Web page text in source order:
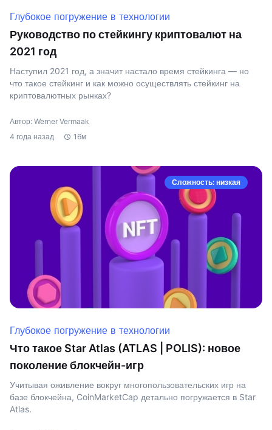
Глубокое погружение в технологии
Руководство по стейкингу криптовалют на
2021 год
Наступил 2021 год, а значит настало время стейкинга — но
что такое стейкинг и как можно осуществлять стейкинг на
криптовалютных рынках?
Автор: Werner Vermaak
4 года назад
16м
Сложность: низкая
Глубокое погружение в технологии
Что такое Star Atlas (ATLAS | POLIS): новое
поколение блокчейн-игр
Учитывая оживление вокруг многопользовательских игр на
базе блокчейна, CoinMarketCap детально погружается в Star
Atlas.